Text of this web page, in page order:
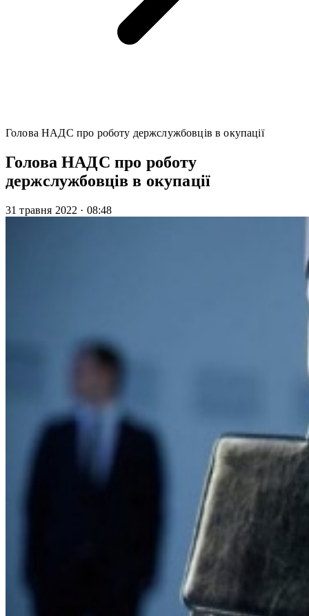
Голова НАДС про роботу держслужбовців в окупації
Голова НАДС про роботу
держслужбовців в окупації
31 травня 2022 · 08:48